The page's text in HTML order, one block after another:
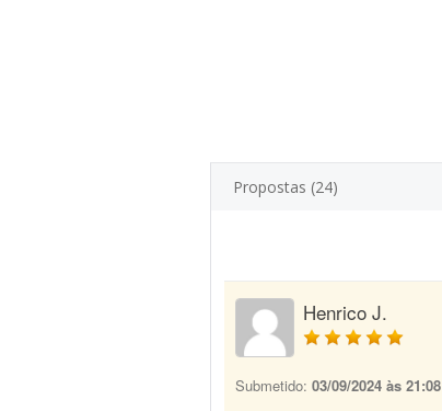
Propostas (24)
Henrico J.
Submetido: 03/09/2024 às 21:08